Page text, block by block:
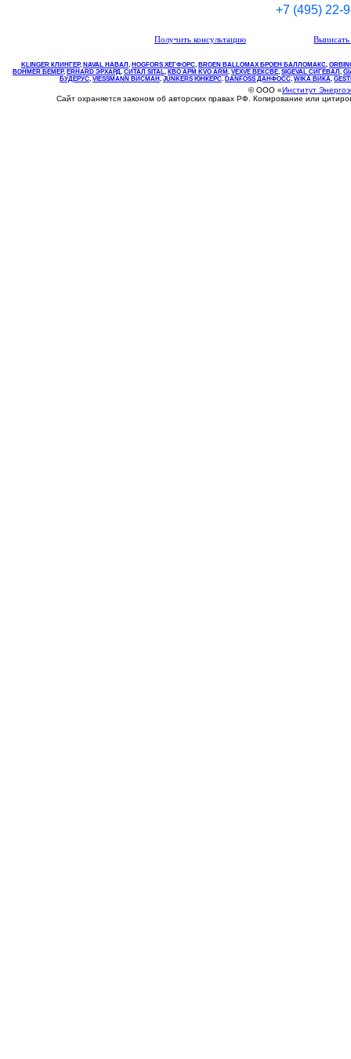
+7 (495) 22-
Получить консультацию
KLINGER КЛИНГЕР, NAVAL НАВАЛ , НOGFORS ХЕГФОРС, BROEN BALLOMAX БРОЕН БАЛЛОМАКС,
BOHMER БЕМЕР, ERHARD ЭРХАРД, СИТАЛ SITAL, КВО АРМ KVO ARM, VEXVE ВЕКСВЕ, SIGEVAL СИГЕВАЛ ,
БУДЕРУС, VIESSMANN ВИСМАН , JUNKERS ЮНКЕРС. DANFOSS ДАНФОСС, WIKA ВИКА,
© ООО «Институт
Сайт охраняется законом об авторских правах РФ. Копирование или